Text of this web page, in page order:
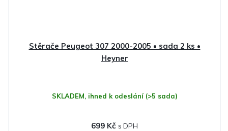
Stěrače Peugeot 307 2000-2005 • sada 2 ks •
Heyner
SKLADEM, ihned k odeslání (>5 sada)
699 Kč